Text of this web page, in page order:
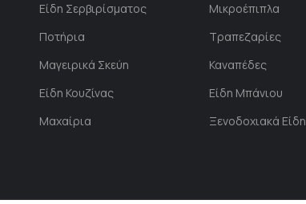
Είδη Σερβιρίσματος
Ποτήρια
Μαγειρικά Σκεύη
Είδη Κουζίνας
Μαχαίρια
Μικροέπιπλα
Τραπεζαρίες
Καναπέδες
Είδη Μπάνιου
Ξενοδοχιακά Είδη